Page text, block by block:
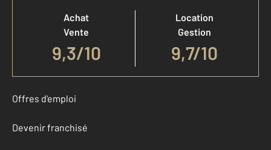
Achat
Vente
9,3/10
Location
Gestion
9,7/10
Offres d'emploi
Devenir franchisé